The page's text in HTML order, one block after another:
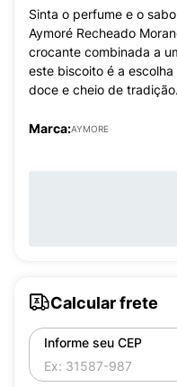
Sinta o perfume e o
Aymoré Recheado
crocante combinada a
este biscoito é a
doce e cheio de tradição.
Marca:AYMORE
Calcular frete
Informe seu CEP